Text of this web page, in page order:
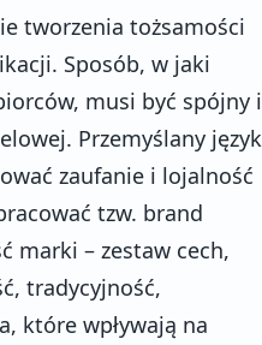
tworzenia tożsamości
Sposób, w jaki
musi być spójny i
Przemyślany język
zaufanie i lojalność
tzw. brand
marki – zestaw cech,
tradycyjność,
które wpływają na